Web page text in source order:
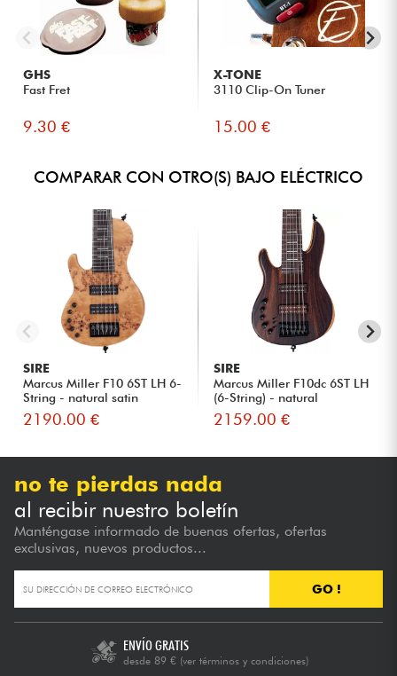
GHS
Fast Fret
9.30 €
X-TONE
3110 Clip-On Tuner
15.00 €
COMPARAR CON OTRO(S) BAJO ELÉCTRICO
SIRE
Marcus Miller F10 6ST LH 6-
String - natural satin
2190.00 €
SIRE
Marcus Miller F10dc 6ST LH
(6-String) - natural
2159.00 €
no te pierdas nada
al recibir nuestro boletín
Manténgase informado de buenas ofertas, ofertas
exclusivas, nuevos productos...
GO !
ENVÍO GRATIS
desde 89 € (ver términos y condiciones)